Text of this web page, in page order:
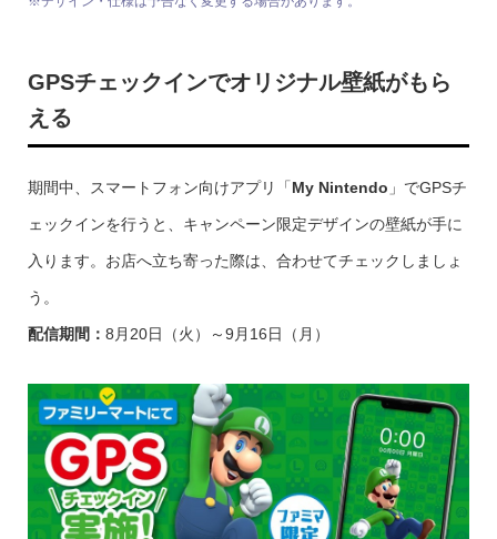
GPSチェックインでオリジナル壁紙がもら
える
期間中、スマートフォン向けアプリ「My Nintendo 」でGPSチ
ェックインを行うと、キャンペーン限定デザインの壁紙が手に
入ります。お店へ立ち寄った際は、合わせてチェックしましょ
う。
配信期間： 8月20日（火）～9月16日（月）